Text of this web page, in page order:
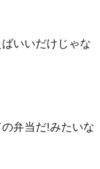
いいだけじゃな
弁当だ!みたいな